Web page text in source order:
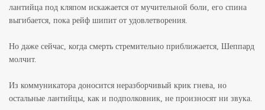
лантийца под кляпом искажается от мучительной боли, его спина
выгибается, пока рейф шипит от удовлетворения.
Но даже сейчас, когда смерть стремительно приближается, Шеппард
молчит.
Из коммуникатора доносится неразборчивый крик гнева, но
остальные лантийцы, как и подполковник, не произносят ни звука.